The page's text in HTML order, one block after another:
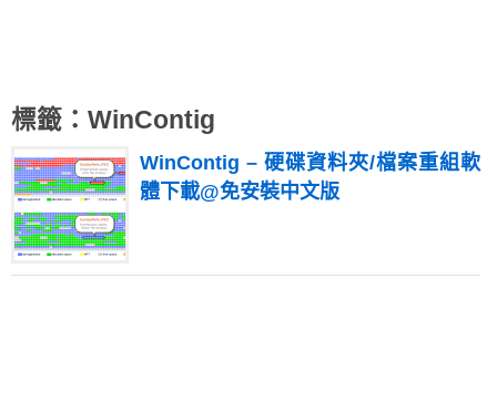
標籤：WinContig
WinContig – 硬碟資料夾/檔案重組軟
體下載@免安裝中文版